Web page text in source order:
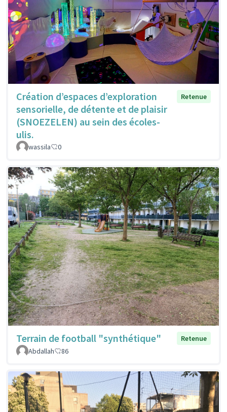
Création d’espaces d’exploration
sensorielle, de détente et de plaisir
(SNOEZELEN) au sein des écoles-
ulis.
Retenue
wassila 0
Terrain de football "synthétique"
Retenue
Abdallah
86